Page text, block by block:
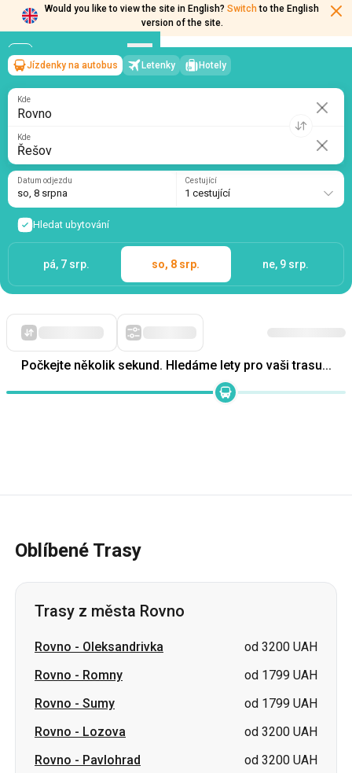
Would you like to view the site in English? Switch to the English
version of the site.
Rovno→Řešov
so, 8 srpna/1 cestující
Jízdenky na autobus Letenky Hotely
Kde
Kde
Datum odjezdu
so, 8 srpna
Cestující
1 cestující
Hledat ubytování
pá, 7 srp. so, 8 srp. ne, 9 srp.
Oleksandrivka
Rovno-Sumy
Rovno-Lozova
od 3200 UAH
Rovno-Pavlohrad
od 3200 UAH
Rovno-Berezan
od 1699 UAH
Rovno-Dmytrivka
cena na požádání
Rovno-Petropavlivka
cena na požádání